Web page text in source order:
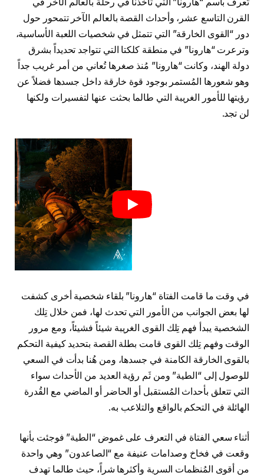
القرن التاسع عشر، وأحداث القصة بالعالم الآخر تتمحور حول
دور “القوى الخارقة” التي تتمثل في شخصيات اللعبة الأساسية،
وترعرت “هارونا” في منطقة كلكتا التي تتواجد تحديداً بشرق
دولة الهند، وكانت “هارونا” مُنذ صغرها تُعاني من أمر غريب جداً
وهو شعورها المُستمر بوجود قوة خارقة داخل جسدها فضلاً عن
رؤيتها للأمور الغريبة التي طالما بحثت عنها لتفسيرات ولكنها
لن تجد.
في وقت ما قامت الفتاة “هارونا” بلقاء شخصية أخرى كشفت
لها بعض الجوانب من الأمور التي تحدث لها، فمن خلال تِلك
الشخصية يبدأ فهم تِلك القوى الغريبة شيئاً فشيئاً، ومع مرور
الوقت وفهم تِلك القوى قامت بطلة القصة بتحديد كيفية التحكم
بالقوى الخارقة الكامنة في جسدها، ومن هُنا بدأت في السعي
للوصول إلى “الطية” ومن ثَم رؤية العديد من الأحداث سواء
التي تتعلق بأحداث المُستقبل أو الحاضر أو الماضي مع القُدرة
الهائلة في التحكم بالواقع والتلاعب به.
أثناء سعي الفتاة في التعرف على غموض “الطية” فوجئت بأنها
وقعت في فخاخ وصدامات عنيفة مع “الصاعدون” وهي واحدة
من أقوى المُنظمات السرية وأكثرها شراً، حيث طالما تهدف